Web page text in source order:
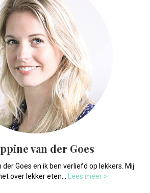
van der Goes
der Goes en ik ben verliefd op lekkers. Mij
over lekker eten...
Lees meer >